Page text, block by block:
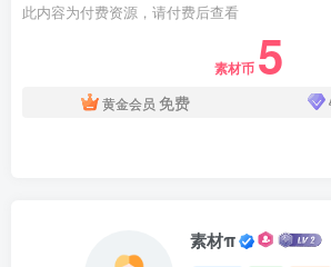
此内容为付费资源，请付费后查看
素材币 5
黄金会员 免费
素材π